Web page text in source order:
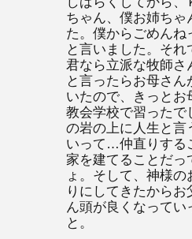
ちゃん、僕お姉ちゃ
た。僕からごめんね
と言いました。それ
君なら立派な牧師さ
と言ったらお母さ
いたので、きっとお
教会学校で習ったで
の岩の上に人生と言
いって…仲直りする
家を建てることだっ
ょ。そして、神様の
りにしてきたから
ん頭が良くなってい
と。